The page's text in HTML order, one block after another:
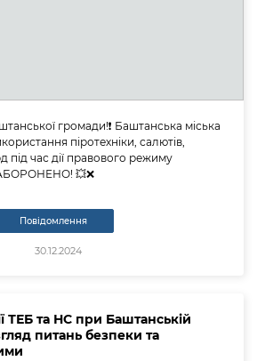
громади!❗️ Баштанська міська
піротехніки, салютів,
під час дії правового режиму
💥❌️
Повідомлення
30.12.2024
ТЕБ та НС при Баштанській
питань безпеки та